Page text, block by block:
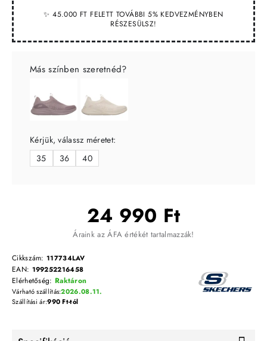
✨ 45.000 FT FELETT TOVÁBBI 5% KEDVEZMÉNYBEN
RÉSZESÜLSZ!
24 990 Ft
Áraink az ÁFA értékét tartalmazzák!
Cikkszám: 117734LAV
EAN: 199252216458
Elérhetőség: Raktáron
Várható szállítás:2026.08.11.
Szállítási ár:990 Ft-tól
Más színben szeretnéd?
Kérjük, válassz méretet:
35
36 40